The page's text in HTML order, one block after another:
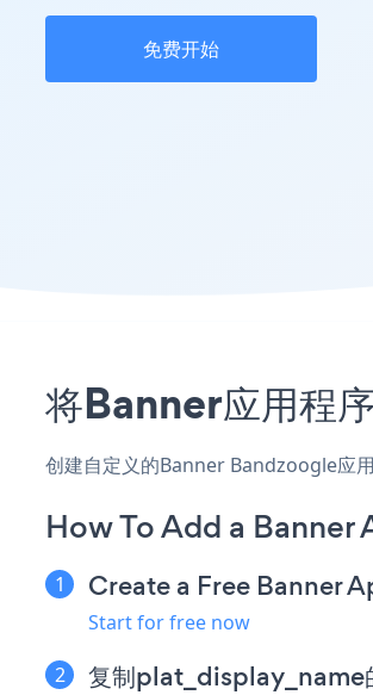
免费开始
将Banner应用程
创建自定义的Banner Bandzoogle应
How To Add a
Create a Free Banner
Start for free now
复制plat_display_name